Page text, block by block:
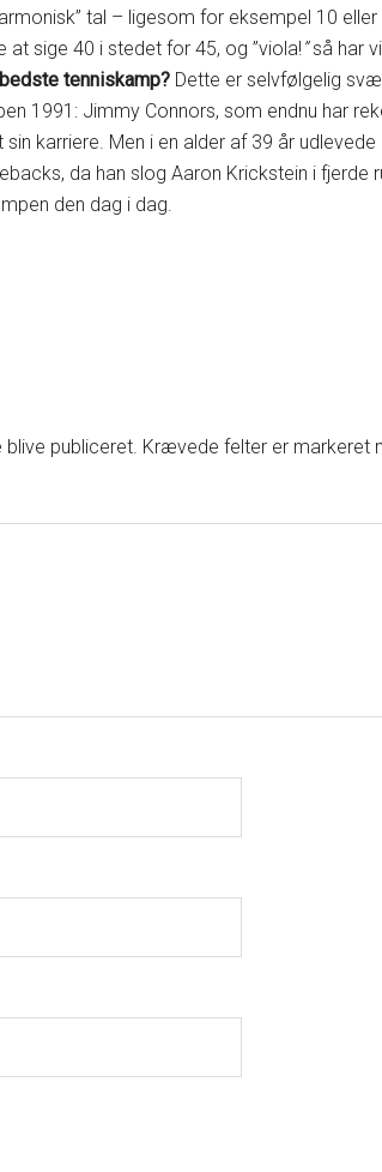
tal – ligesom for eksempel 10
at sige 40 i stedet for 45, og ”viola!”så har
tenniskamp? Dette er selvfølgelig
1991: Jimmy Connors, som endnu har
sin karriere. Men i en alder af 39 år
da han slog Aaron Krickstein i fjerde
den dag i dag.
blive publiceret. Krævede felter er markeret